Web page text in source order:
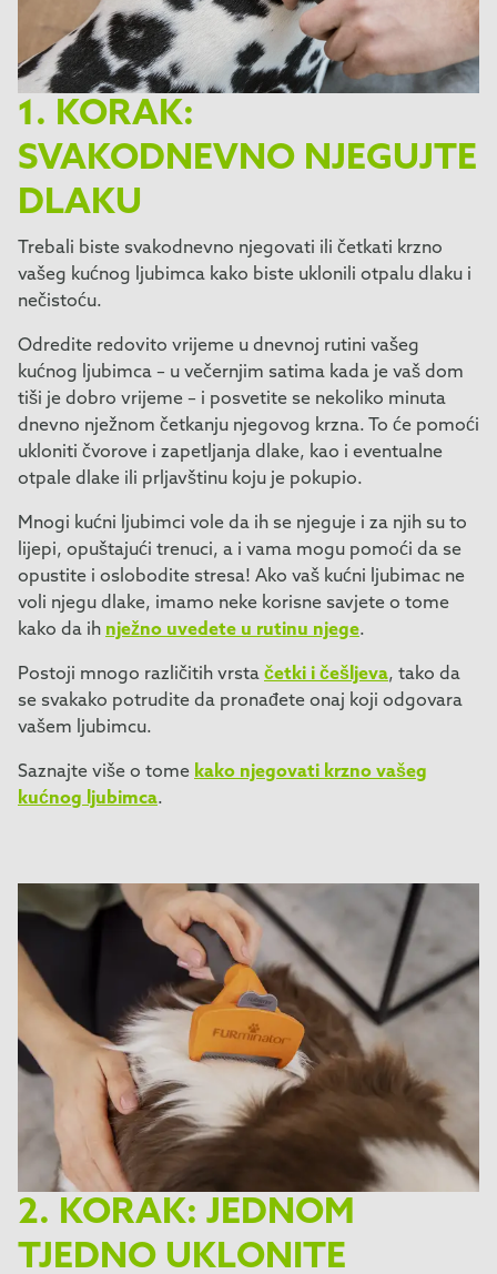
1. KORAK:
SVAKODNEVNO NJEGUJTE
DLAKU
Trebali biste svakodnevno njegovati ili četkati krzno
vašeg kućnog ljubimca kako biste uklonili otpalu dlaku i
nečistoću.
Odredite redovito vrijeme u dnevnoj rutini vašeg
kućnog ljubimca – u večernjim satima kada je vaš dom
tiši je dobro vrijeme – i posvetite se nekoliko minuta
dnevno nježnom četkanju njegovog krzna. To će pomoći
ukloniti čvorove i zapetljanja dlake, kao i eventualne
otpale dlake ili prljavštinu koju je pokupio.
Mnogi kućni ljubimci vole da ih se njeguje i za njih su to
lijepi, opuštajući trenuci, a i vama mogu pomoći da se
opustite i oslobodite stresa! Ako vaš kućni ljubimac ne
voli njegu dlake, imamo neke korisne savjete o tome
kako da ih nježno uvedete u rutinu njege.
Postoji mnogo različitih vrsta četki i češljeva, tako da
se svakako potrudite da pronađete onaj koji odgovara
vašem ljubimcu.
Saznajte više o tome kako njegovati krzno vašeg
kućnog ljubimca.
2. KORAK: JEDNOM
TJEDNO UKLONITE